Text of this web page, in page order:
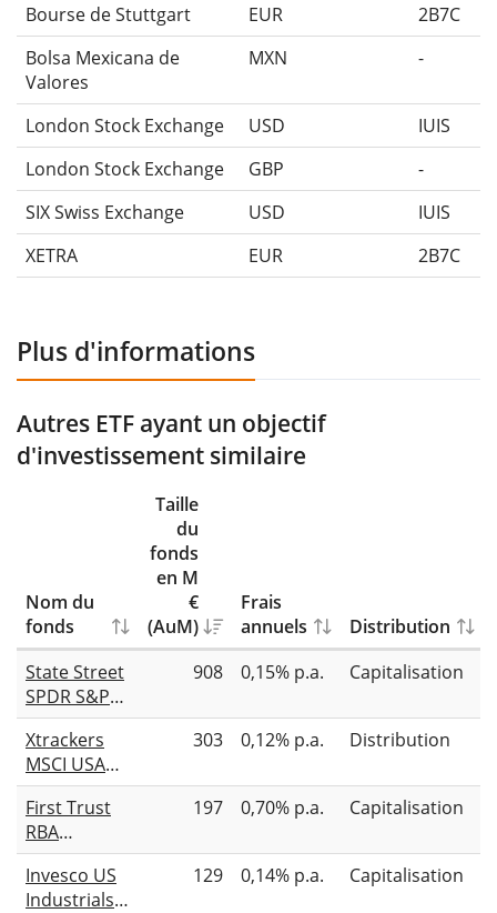
Bourse de Stuttgart
EUR
2B7C
Bolsa Mexicana de
Valores
MXN -
London Stock Exchange USD
IUIS
London Stock Exchange
GBP
-
SIX Swiss Exchange
USD
IUIS
XETRA
EUR 2B7C
Plus d'informations
Autres ETF ayant un objectif
d'investissement similaire
Nom du
fonds
Taille
du
fonds
en M
€
(AuM)
Frais
annuels
Distribution
State Street
SPDR S&P
U.S.
Industrials
Select
Sector
UCITS ETF
USD
908 0,15% p.a. Capitalisation
Xtrackers
MSCI USA
Industrials
UCITS ETF
1D
303 0,12% p.a. Distribution
First Trust
RBA
American
Industrial
Renaissance
197 0,70% p.a. Capitalisation
Invesco US
Industrials
129 0,14% p.a. Capitalisation